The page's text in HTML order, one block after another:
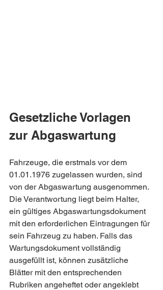
Gesetzliche Vorlagen
zur Abgaswartung
Fahrzeuge, die erstmals vor dem
01.01.1976 zugelassen wurden, sind
von der Abgaswartung ausgenommen.
Die Verantwortung liegt beim Halter,
ein gültiges Abgaswartungsdokument
mit den erforderlichen Eintragungen für
sein Fahrzeug zu haben. Falls das
Wartungsdokument vollständig
ausgefüllt ist, können zusätzliche
Blätter mit den entsprechenden
Rubriken angeheftet oder angeklebt